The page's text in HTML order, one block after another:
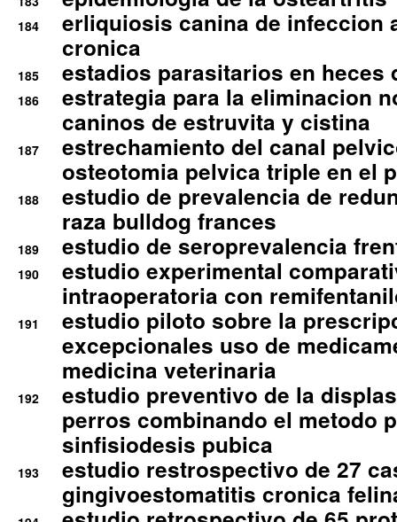
184
erliquiosis canina de infeccion
cronica
185 estadios parasitarios en heces
186
estrategia para la eliminacion
caninos de estruvita y cistina
187
estrechamiento del canal
osteotomia pelvica triple en el
188
estudio de prevalencia de
raza bulldog frances
189 estudio de seroprevalencia
190
estudio experimental
intraoperatoria con
191
estudio piloto sobre la
excepcionales uso de
medicina veterinaria
192
estudio preventivo de la
perros combinando el metodo
sinfisiodesis pubica
193
estudio restrospectivo de 27
gingivoestomatitis cronica